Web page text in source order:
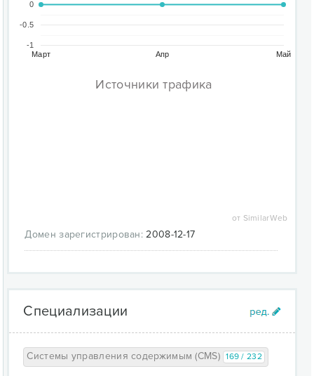
Март Апр Май
-1
-0.5
0
Источники трафика
от SimilarWeb
Домен зарегистрирован: 2008-12-17
Специализации
Системы управления содержимым (CMS) 169 / 232